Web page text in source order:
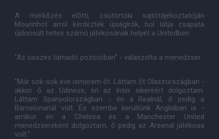
A mérkőzés előtti, csütörtöki sajtótájékoztatóján
Mourinhot arról kérdezték újságírók, hol látja csapata
újdonsült hetes számú játékosának helyét a Unitedben.
"Az összes támadó pozícióban" - válaszolta a menedzser.
"Már sok-sok éve ismerem őt. Láttam őt Olaszországban -
akkor ő az Udinese, én az Inter sikeréért dolgoztam.
Láttam Spanyolországban - én a Realnál, ő pedig a
Barcelonanál volt. És szembe kerültünk Angliában is -
amikor én a Chelsea és a Manchester United
menedzsereként dolgoztam, ő pedig az Arsenal játékosa
volt."